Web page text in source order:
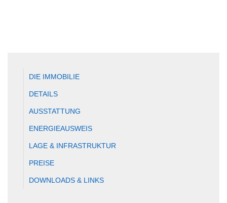
DIE IMMOBILIE
DETAILS
AUSSTATTUNG
ENERGIEAUSWEIS
LAGE & INFRASTRUKTUR
PREISE
DOWNLOADS & LINKS